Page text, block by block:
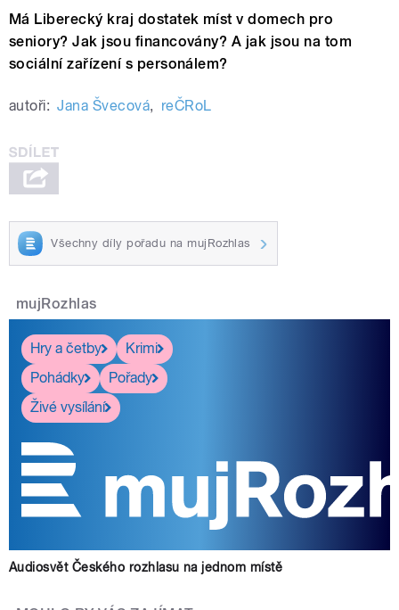
Má Liberecký kraj dostatek míst v domech pro
seniory? Jak jsou financovány? A jak jsou na tom
sociální zařízení s personálem?
autoři: Jana Švecová, reČRoL
Všechny díly pořadu na mujRozhlas
mujRozhlas
Hry a četby
Krimi
Pohádky
Pořady
Živé vysílání
Audiosvět Českého rozhlasu na jednom místě